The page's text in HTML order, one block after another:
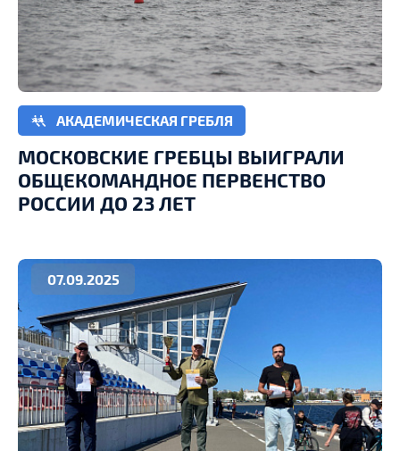
АКАДЕМИЧЕСКАЯ ГРЕБЛЯ
МОСКОВСКИЕ ГРЕБЦЫ ВЫИГРАЛИ
ОБЩЕКОМАНДНОЕ ПЕРВЕНСТВО
РОССИИ ДО 23 ЛЕТ
07.09.2025